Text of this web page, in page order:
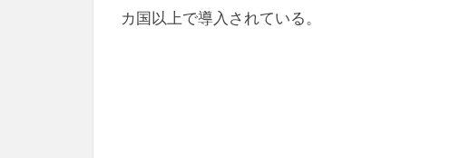
カ国以上で導入されている。